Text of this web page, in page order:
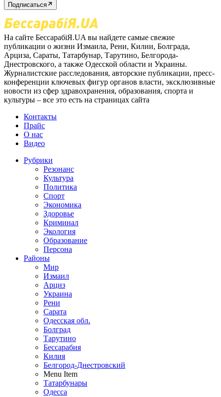
Подписаться
На сайте БессарабіЯ.UA вы найдете самые свежие
публикации о жизни Измаила, Рени, Килии, Болграда,
Арциза, Сараты, Татарбунар, Тарутино, Белгорода-
Днестровского, а также Одесской области и Украины.
Журналистские расследования, авторские публикации, пресс-
конференции ключевых фигур органов власти, эксклюзивные
новости из сфер здравохранения, образования, спорта и
культуры – все это есть на страницах сайта
Контакты
Прайс
О нас
Видео
Рубрики
Резонанс
Культура
Политика
Спорт
Экономика
Здоровье
Криминал
Экология
Образование
Персона
Районы
Мир
Измаил
Арциз
Украина
Рени
Сарата
Одесская обл.
Болград
Тарутино
Бессарабия
Килия
Белгород-Днестровский
Menu Item
Татарбунары
Одесса